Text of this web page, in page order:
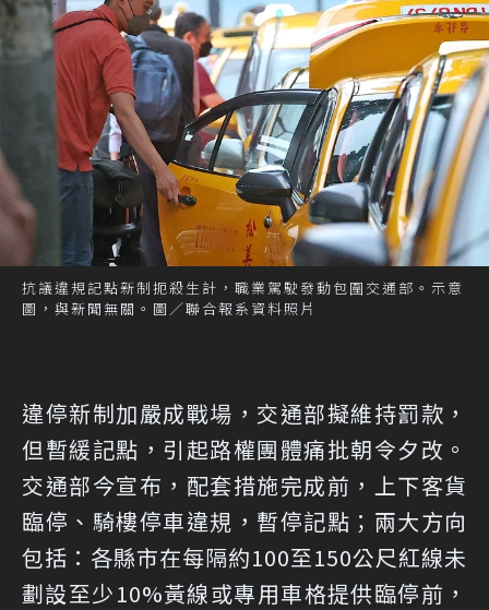
抗議違規記點新制扼殺生計，職業駕駛發動包圍交通部。示意
圖，與新聞無關。圖／聯合報系資料照片
違停新制加嚴成戰場，交通部擬維持罰款，
但暫緩記點，引起路權團體痛批朝令夕改。
交通部今宣布，配套措施完成前，上下客貨
臨停、騎樓停車違規，暫停記點；兩大方向
包括：各縣市在每隔約100至150公尺紅線未
劃設至少10%黃線或專用車格提供臨停前，